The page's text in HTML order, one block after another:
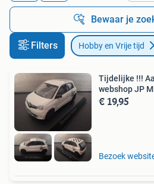
Bewaar je
Filters Hobby en Vrije tijd
Tijdelijke !!!
webshop JP
€ 19,95
Bezoek